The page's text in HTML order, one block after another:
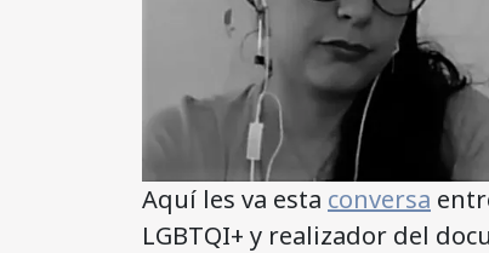
Aquí les va esta conversa
LGBTQI+ y realizador del